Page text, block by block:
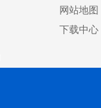
网站地图
下载中心